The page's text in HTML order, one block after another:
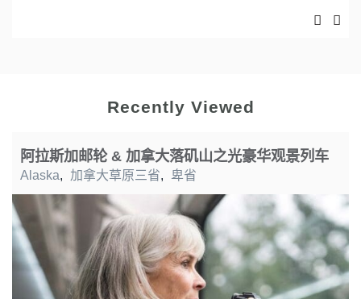
Recently Viewed
阿拉斯加邮轮 & 加拿大落矶山之光豪华观景列车
Alaska, 加拿大草原三省, 卑省